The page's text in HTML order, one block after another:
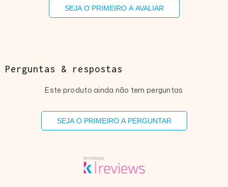
SEJA O PRIMEIRO A AVALIAR
Perguntas & respostas
Este produto ainda não tem perguntas
SEJA O PRIMEIRO A PERGUNTAR